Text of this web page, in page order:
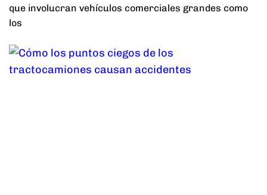
que involucran vehículos comerciales grandes como
los